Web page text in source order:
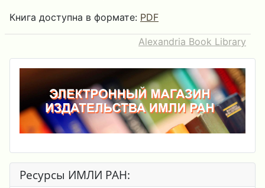
Книга доступна в формате: PDF
Alexandria Book Library
Ресурсы ИМЛИ РАН: